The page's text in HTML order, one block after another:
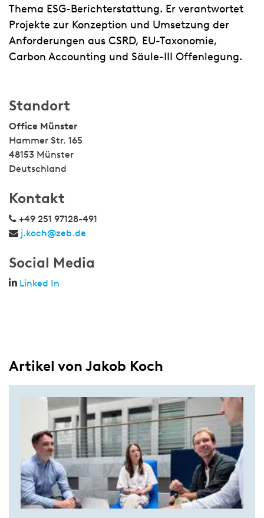
Thema ESG-Berichterstattung. Er verantwortet
Projekte zur Konzeption und Umsetzung der
Anforderungen aus CSRD, EU-Taxonomie,
Carbon Accounting und Säule-III Offenlegung.
Standort
Office Münster
Hammer Str. 165
48153 Münster
Deutschland
Kontakt
+49 251 97128-491
j.koch@zeb.de
Social Media
Linked In
Artikel von Jakob Koch